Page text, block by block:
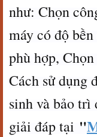
như: Chọn
máy có độ
phù hợp,
Cách sử dụng
sinh và bảo trì
giải đáp tại "